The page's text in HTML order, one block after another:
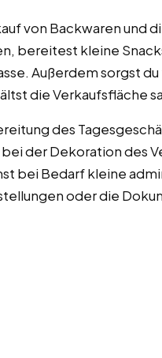
von Backwaren und
bereitest kleine
Außerdem sorgst
die Verkaufsfläche
des
der Dekoration des
bei Bedarf kleine
oder die